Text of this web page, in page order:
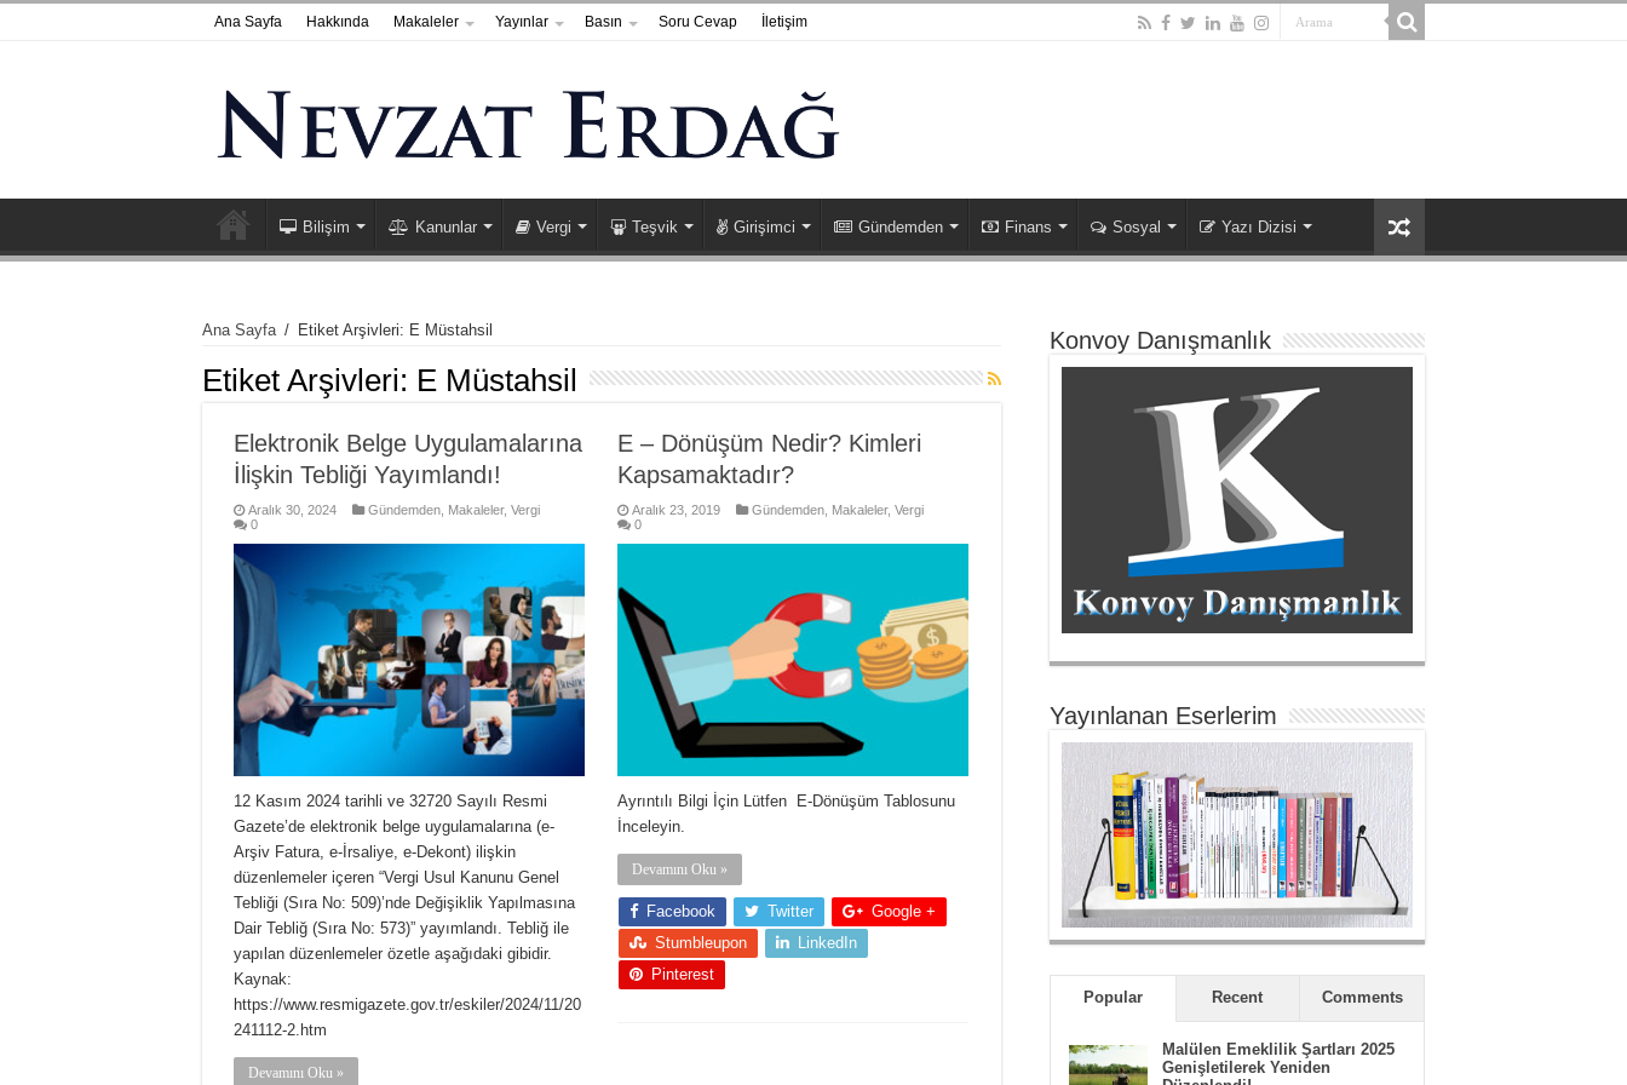
Ana Sayfa Hakkında Makaleler Yayınlar Basın Soru Cevap İletişim
Bilişim Kanunlar Vergi Teşvik Girişimci Gündemden Finans Sosyal Yazı Dizisi
Ana Sayfa / Etiket Arşivleri: E Müstahsil
Etiket Arşivleri: E Müstahsil
Elektronik Belge Uygulamalarına
İlişkin Tebliği Yayımlandı!
Aralık 30, 2024 Gündemden Makaleler, Vergi
0
12 Kasım 2024 tarihli ve 32720 Sayılı Resmi
Gazete’de elektronik belge uygulamalarına (e-
Arşiv Fatura, e-İrsaliye, e-Dekont) ilişkin
düzenlemeler içeren “Vergi Usul Kanunu Genel
Tebliği (Sıra No: 509)’nde Değişiklik Yapılmasına
Dair Tebliğ (Sıra No: 573)” yayımlandı. Tebliğ ile
yapılan düzenlemeler özetle aşağıdaki gibidir.
Kaynak:
https://www.resmigazete.gov.tr/eskiler/2024/11/20
241112-2.htm
Devamını Oku »
E – Dönüşüm Nedir? Kimleri
Kapsamaktadır?
Aralık 23, 2019 Gündemden Makaleler, Vergi
0
Ayrıntılı Bilgi İçin Lütfen E-Dönüşüm Tablosunu
İnceleyin.
Devamını Oku »
Facebook Twitter
Google +
Stumbleupon
LinkedIn
Pinterest
Konvoy Danışmanlık
Yayınlanan Eserlerim
Popular Recent Comments
Malülen Emeklilik Şartları 2025
Genişletilerek Yeniden